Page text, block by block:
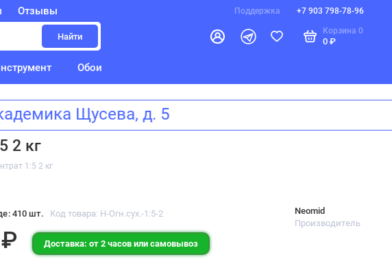
Отзывы Поддержка +7 903 798-78-96
Найти
Корзина 0
0 ₽
Обои
Щусева, д. 5
2 кг
1:5 2 кг
410 шт. Код товара: Н-Огн.сух.-1:5-2
Neomid
Производитель
Доставка: от 2 часов или самовывоз